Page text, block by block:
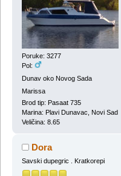
Poruke: 3277
Pol:
Dunav oko Novog Sada
Marissa
Brod tip: Pasaat 735
Marina: Plavi Dunavac, Novi Sad
Veličina: 8.65
Dora
Savski dupegric . Kratkorepi